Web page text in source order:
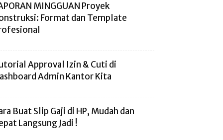
MINGGUAN Proyek
Format dan Template
Approval Izin & Cuti di
Admin Kantor Kita
Buat Slip Gaji di HP, Mudah dan
Langsung Jadi !